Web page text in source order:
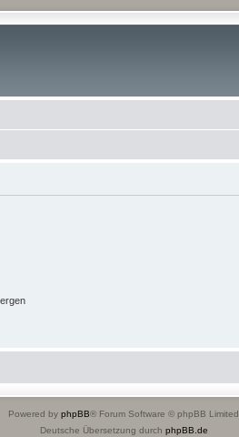
Powered by phpBB® Forum Software © phpBB Limited
Deutsche Übersetzung durch phpBB.de